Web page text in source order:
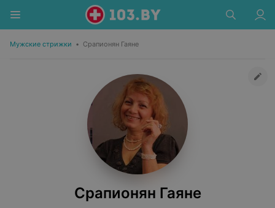
Мужские стрижки • Срапионян Гаяне
Срапионян Гаяне